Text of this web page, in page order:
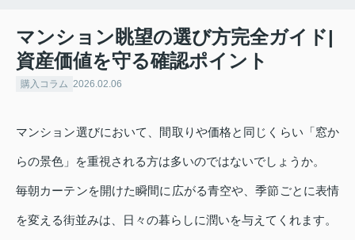
マンション眺望の選び方完全ガイド|
資産価値を守る確認ポイント
購入コラム 2026.02.06
マンション選びにおいて、間取りや価格と同じくらい「窓か
らの景色」を重視される方は多いのではないでしょうか。
毎朝カーテンを開けた瞬間に広がる青空や、季節ごとに表情
を変える街並みは、日々の暮らしに潤いを与えてくれます。